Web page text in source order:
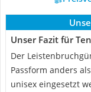
Unser Fazit für
Der
Passform anders
unisex eingesetzt